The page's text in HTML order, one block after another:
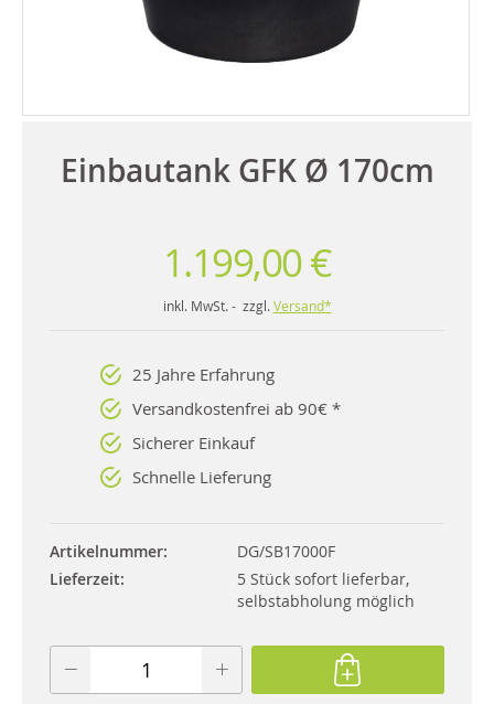
Einbautank GFK Ø 170cm
1.199,00 €
inkl. MwSt. - zzgl. Versand*
25 Jahre Erfahrung
Versandkostenfrei ab 90€ *
Sicherer Einkauf
Schnelle Lieferung
Artikelnummer
DG/SB17000F
Lieferzeit
5 Stück sofort lieferbar,
selbstabholung möglich